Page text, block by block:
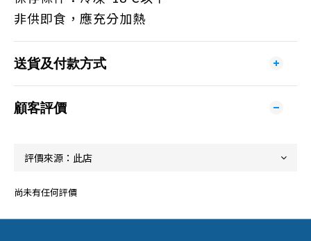
非供即食，應充分加熱
送貨及付款方式
顧客評價
尚未有任何評價